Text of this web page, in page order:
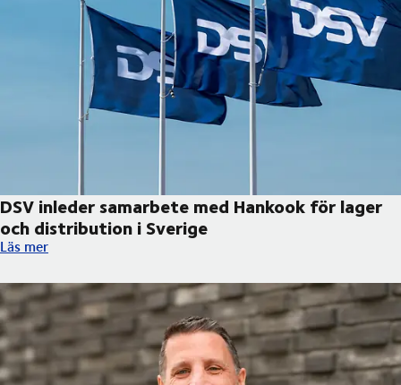
DSV inleder samarbete med Hankook för lager
och distribution i Sverige
DSV inleder samarbete med Hankook för lager och distribution
Läs mer